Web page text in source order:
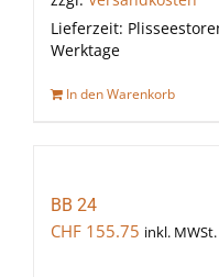
Lieferzeit:
Werktage
In den Warenkorb
BB 24
CHF 155.75 inkl. MWSt.